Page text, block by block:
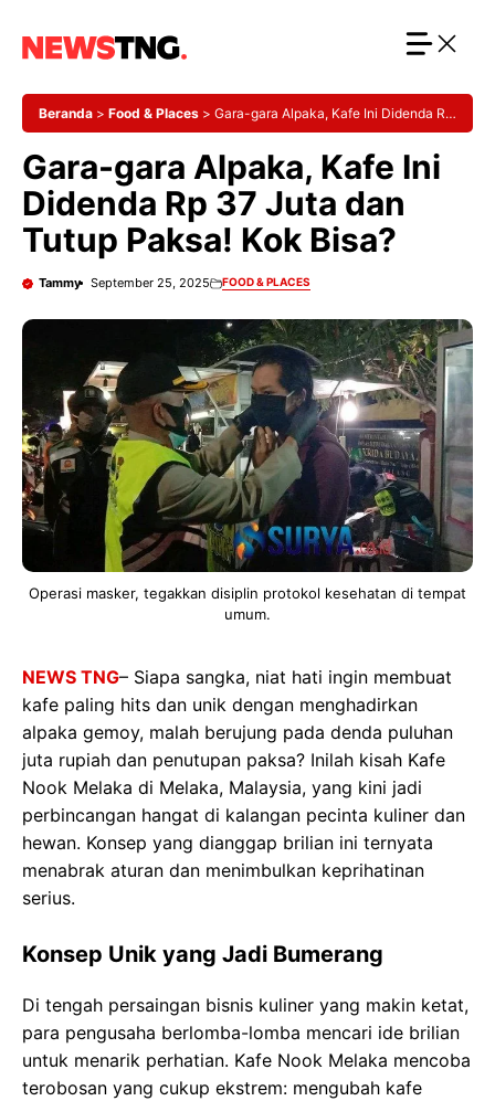
Beranda > Food & Places > Gara-gara Alpaka, Kafe Ini Didenda Rp
Gara-gara Alpaka, Kafe Ini
Didenda Rp 37 Juta dan
Tutup Paksa! Kok Bisa?
Tammy September 25, 2025 FOOD & PLACES
Operasi masker, tegakkan disiplin protokol kesehatan di tempat
umum.
NEWS TNG– Siapa sangka, niat hati ingin membuat
kafe paling hits dan unik dengan menghadirkan
alpaka gemoy, malah berujung pada denda puluhan
juta rupiah dan penutupan paksa? Inilah kisah Kafe
Nook Melaka di Melaka, Malaysia, yang kini jadi
perbincangan hangat di kalangan pecinta kuliner dan
hewan. Konsep yang dianggap brilian ini ternyata
menabrak aturan dan menimbulkan keprihatinan
serius.
Konsep Unik yang Jadi Bumerang
Di tengah persaingan bisnis kuliner yang makin ketat,
para pengusaha berlomba-lomba mencari ide brilian
untuk menarik perhatian. Kafe Nook Melaka mencoba
terobosan yang cukup ekstrem: mengubah kafe